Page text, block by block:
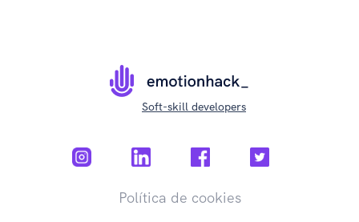
Soft-skill developers
Política de cookies